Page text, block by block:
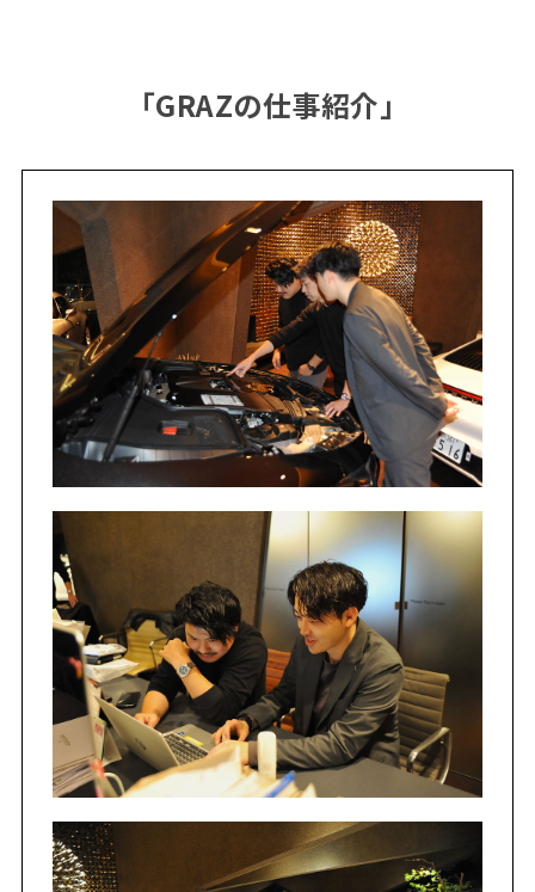
「GRAZの仕事紹介」